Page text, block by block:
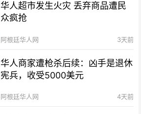
华人超市发生火灾 丢弃商品遭民
众疯抢
阿根廷华人网 3天前
华人商家遭枪杀后续：凶手是退休
宪兵，收受5000美元
阿根廷华人网 4天前